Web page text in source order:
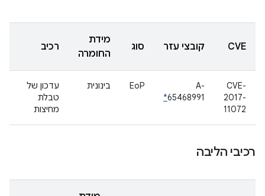
CVE קובצי עזר סוג
מידת
החומרה
רכיב
CVE-
2017-
11072
A-
65468991
*
EoP בינונית
עדכון של
טבלת
מחיצות
רכיבי הליבה